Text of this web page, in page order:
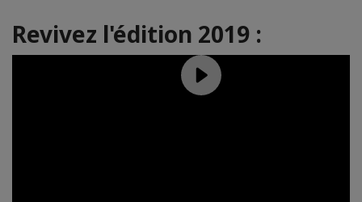
Revivez l'édition 2019 :